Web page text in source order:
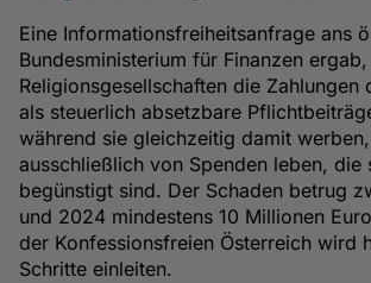
Eine Informationsfreiheitsanfrage ans
Bundesministerium für Finanzen
Religionsgesellschaften die Zahlungen
als steuerlich absetzbare
während sie gleichzeitig damit
ausschließlich von Spenden leben, die
begünstigt sind. Der Schaden betrug
und 2024 mindestens 10 Millionen
der Konfessionsfreien Österreich wird
Schritte einleiten.